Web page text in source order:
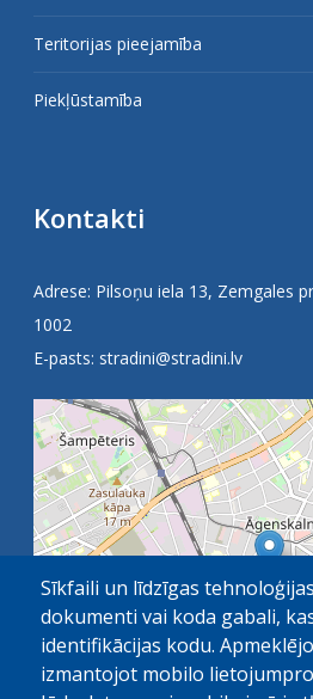
Teritorijas pieejamība
Piekļūstamība
Kontakti
Adrese: Pilsoņu iela 13, Zemgales
1002
E-pasts: stradini@stradini.lv
Sīkfaili un līdzīgas
dokumenti vai koda gabali,
identifikācijas kodu.
izmantojot mobilo